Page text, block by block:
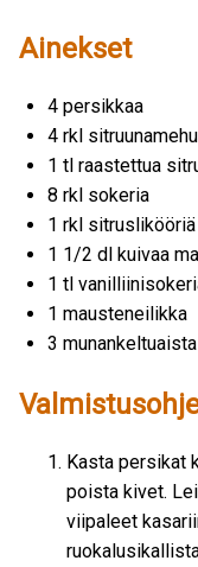
Ainekset
4 persikkaa
4 rkl
1 tl raastettua
8 rkl sokeria
1 rkl sitruslikööriä
1 1/2 dl kuivaa
1 tl
1 mausteneilikka
3 munankeltuaista
Kasta persikat
poista kivet.
viipaleet